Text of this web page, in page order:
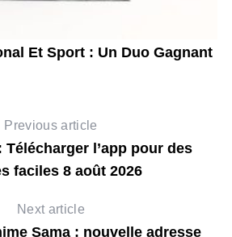
Et Sport : Un Duo Gagnant
Previous article
Télécharger l’app pour des
faciles 8 août 2026
Next article
Sama : nouvelle adresse